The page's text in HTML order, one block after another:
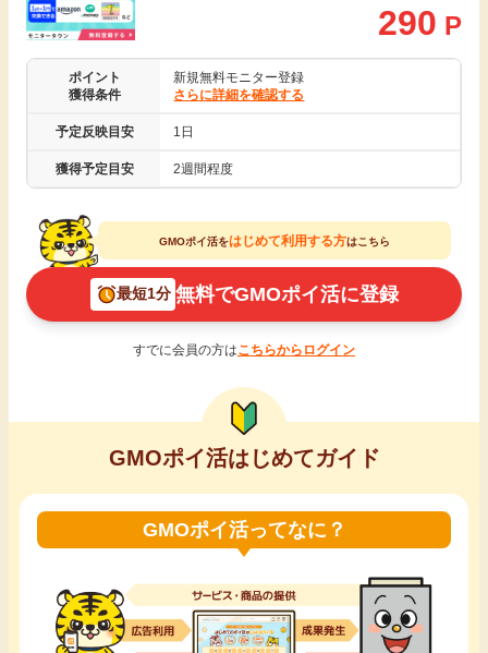
無料
即日還元
アンケート
ゲーム
買い物
カード比較
毎日ゲット
クレジットカード
暮らし
引っ越し
買取・査定
学び
進学・教育
月額有料サービス
家計の固定費
290 P
ポイント
獲得条件
新規無料モニター登録
さらに詳細を確認する
予定反映目安 1日
獲得予定目安 2週間程度
GMOポイ活をはじめて利用する方はこちら
最短1分 無料でGMOポイ活に登録
すでに会員の方はこちらからログイン
GMOポイ活はじめてガイド
GMOポイ活ってなに？